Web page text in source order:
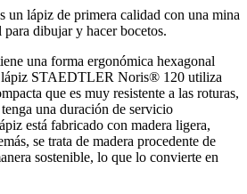
un lápiz de primera calidad con una mina
dibujar y hacer bocetos.
una forma ergonómica hexagonal
lápiz STAEDTLER Noris® 120 utiliza
que es muy resistente a las roturas,
una duración de servicio
está fabricado con madera ligera,
se trata de madera procedente de
sostenible, lo que lo convierte en